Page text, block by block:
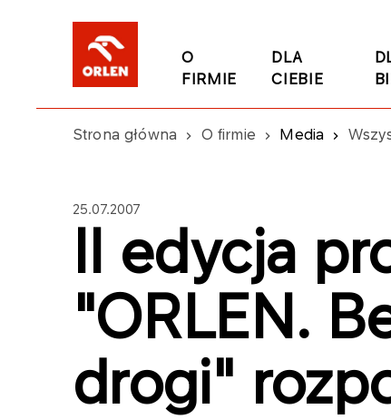
O
FIRMIE
DLA
CIEBIE
Strona główna O firmie Media
25.07.2007
II edycja
"ORLEN.
drogi"